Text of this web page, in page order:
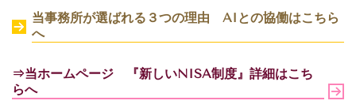
当事務所が選ばれる３つの理由 AIとの協働はこちら
へ
⇒当ホームページ 『新しいNISA制度』詳細はこち
らへ